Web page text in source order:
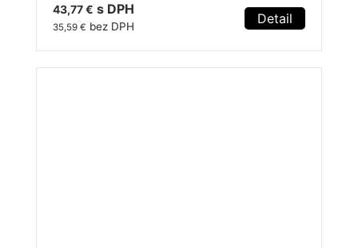
43,77 € s DPH
35,59 € bez DPH Detail